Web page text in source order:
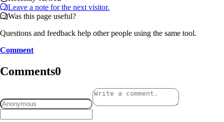
Leave a note for the next visitor.
Was this page useful?
Questions and feedback help other people using the same tool.
Comment
Comments0